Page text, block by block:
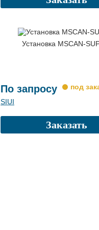
Установка MSCAN-
По запросу
SIUI
Заказать